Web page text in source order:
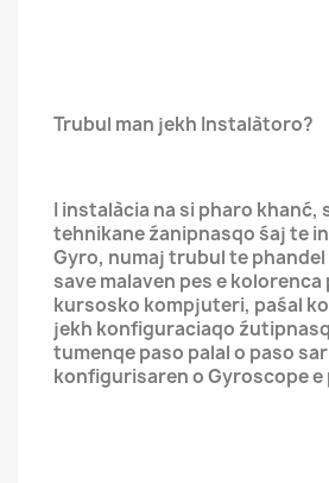
Trubul man jekh Instalàtoro?
I instalàcia na si pharo khanć,
tehnikane źanipnasqo śaj te
Gyro, numaj trubul te
save malaven pes e
kursosko kompjuteri, paśal
jekh konfiguraciaqo
tumenqe paso palal o paso
konfigurisaren o Gyroscope